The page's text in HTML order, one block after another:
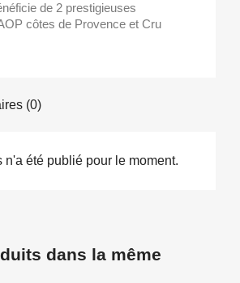
de 2 prestigieuses
côtes de Provence et Cru
(0)
n'a été publié pour le moment.
dans la même